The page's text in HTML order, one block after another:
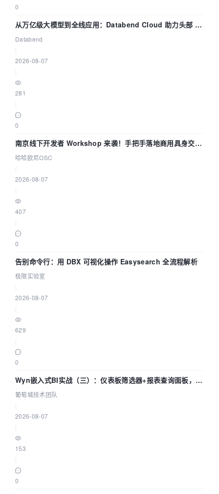
0
从万亿级大模型到全线应用：Databend Cloud 助力头部 AI
企业构建全链路 Trace 数据管道
Databend
2026-08-07
281
0
南京线下开发者 Workshop 来袭！手把手落地商用具身交互
智能 Agent 应用
哈哈欧尼OSC
2026-08-07
407
0
告别命令行：用 DBX 可视化操作 Easysearch 全流程解析
极限实验室
2026-08-07
629
0
Wyn嵌入式BI实战（三）：仪表板筛选器+报表查询面板，参
数联动全闭环
葡萄城技术团队
2026-08-07
153
0